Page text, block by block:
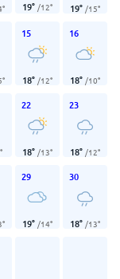
° 19° /12° 19° /15°
°
15
18° /12°
16
18° /10°
°
22
18° /13°
23
18° /12°
°
29
19° /14°
30
18° /13°